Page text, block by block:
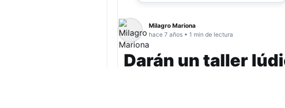
Milagro Mariona
hace 7 años • 1 min de lectura
Darán un taller